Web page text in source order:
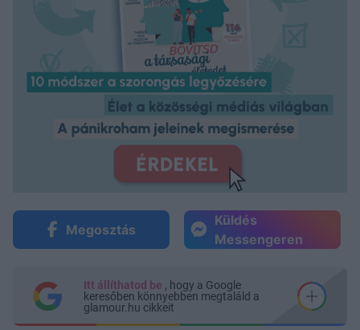
Megosztás
Küldés
Messengeren
Itt állíthatod be , hogy a Google
keresőben könnyebben megtaláld a
glamour.hu cikkeit